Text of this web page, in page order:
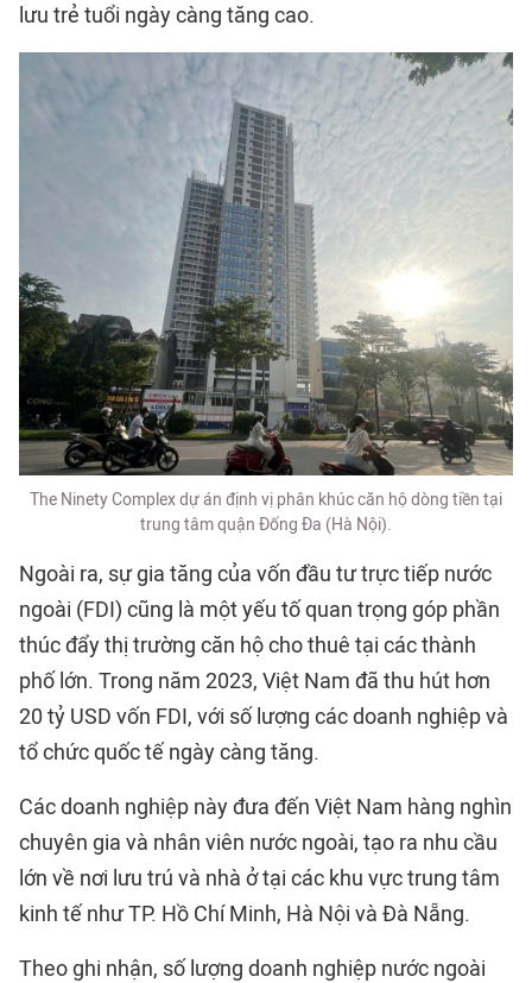
lưu trẻ tuổi ngày càng tăng cao.
The Ninety Complex dự án định vị phân khúc căn hộ dòng tiền tại
trung tâm quận Đống Đa (Hà Nội).
Ngoài ra, sự gia tăng của vốn đầu tư trực tiếp nước
ngoài (FDI) cũng là một yếu tố quan trọng góp phần
thúc đẩy thị trường căn hộ cho thuê tại các thành
phố lớn. Trong năm 2023, Việt Nam đã thu hút hơn
20 tỷ USD vốn FDI, với số lượng các doanh nghiệp và
tổ chức quốc tế ngày càng tăng.
Các doanh nghiệp này đưa đến Việt Nam hàng nghìn
chuyên gia và nhân viên nước ngoài, tạo ra nhu cầu
lớn về nơi lưu trú và nhà ở tại các khu vực trung tâm
kinh tế như TP. Hồ Chí Minh, Hà Nội và Đà Nẵng.
Theo ghi nhận, số lượng doanh nghiệp nước ngoài